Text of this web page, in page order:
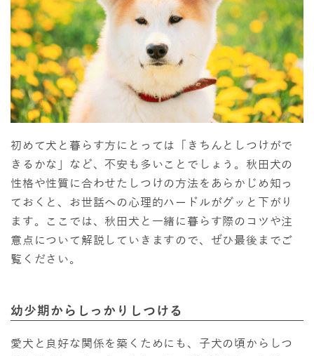
初めて犬と暮らす方にとっては「きちんとしつけがで
きるかな」など、不安も多いことでしょう。秋田犬の
性格や性質に合わせたしつけの方法をあらかじめ知っ
ておくと、お世話への心理的ハードルがグッと下がり
ます。ここでは、秋田犬と一緒に暮らす際のコツや注
意点について解説していきますので、ぜひ最後までご
覧ください。
幼少期からしっかりしつける
愛犬と良好な関係を築くためにも、子犬の頃からしつ